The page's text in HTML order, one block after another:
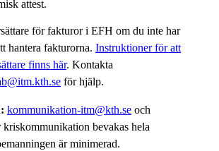
attest.
för fakturor i EFH om du inte har
hantera fakturorna. Instruktioner för att
finns här. Kontakta
för hjälp.
kommunikation-itm@kth.se och
bevakas hela
är minimerad.